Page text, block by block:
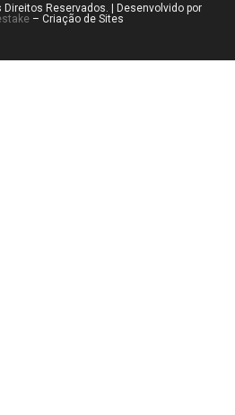
Reservados. | Desenvolvido por
– Criação de Sites